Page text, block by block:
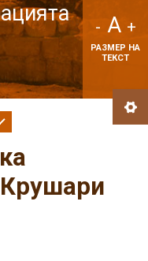
- A +
РАЗМЕР НА
ТЕКСТ